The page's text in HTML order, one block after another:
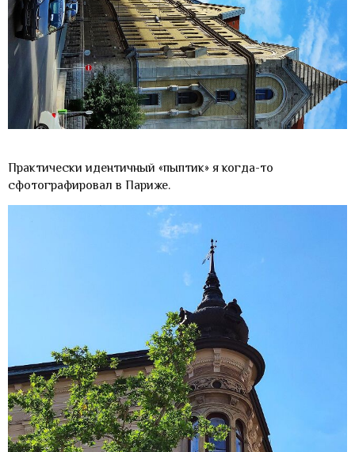
Практически идентичный «пыптик» я когда-то
сфотографировал в Париже.